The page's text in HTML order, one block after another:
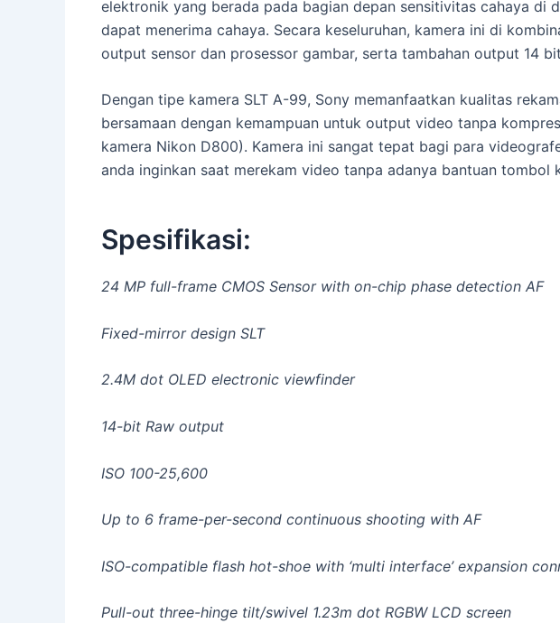
elektronik yang berada pada bagian depan sensitivitas cahaya di
dapat menerima cahaya. Secara keseluruhan, kamera ini di
output sensor dan prosessor gambar, serta tambahan output 14
Dengan tipe kamera SLT A-99, Sony memanfaatkan kualitas
bersamaan dengan kemampuan untuk output video tanpa
kamera Nikon D800). Kamera ini sangat tepat bagi para
anda inginkan saat merekam video tanpa adanya bantuan tombol
Spesifikasi:
24 MP full-frame CMOS Sensor with on-chip phase detection AF
Fixed-mirror design SLT
2.4M dot OLED electronic viewfinder
14-bit Raw output
ISO 100-25,600
Up to 6 frame-per-second continuous shooting with AF
ISO-compatible flash hot-shoe with ‘multi interface’ expansion
Pull-out three-hinge tilt/swivel 1.23m dot RGBW LCD screen